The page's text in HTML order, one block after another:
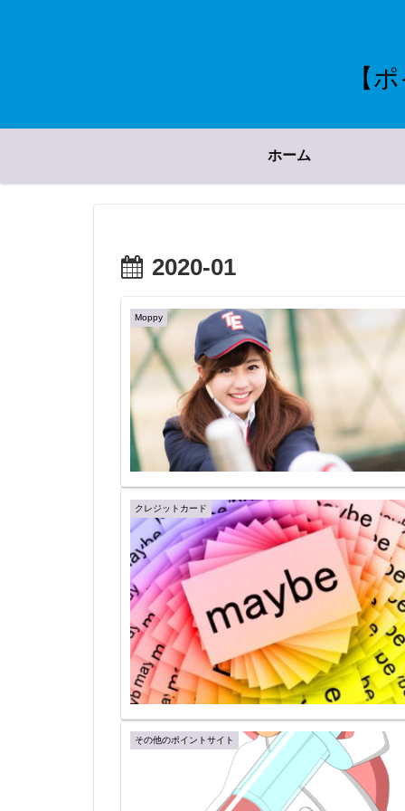
【
ホーム
2020-01
Moppy
クレジットカード
その他のポイントサイト